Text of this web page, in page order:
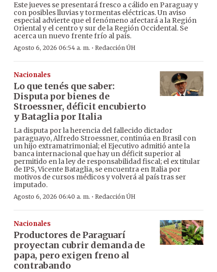
Este jueves se presentará fresco a cálido en Paraguay y
con posibles lluvias y tormentas eléctricas. Un aviso
especial advierte que el fenómeno afectará a la Región
Oriental y el centro y sur de la Región Occidental. Se
acerca un nuevo frente frío al país.
Agosto 6, 2026 06:54 a. m. · Redacción ÚH
Nacionales
Lo que tenés que saber:
Disputa por bienes de
Stroessner, déficit encubierto
y Bataglia por Italia
La disputa por la herencia del fallecido dictador
paraguayo, Alfredo Stroessner, continúa en Brasil con
un hijo extramatrimonial; el Ejecutivo admitió ante la
banca internacional que hay un déficit superior al
permitido en la ley de responsabilidad fiscal; el ex titular
de IPS, Vicente Bataglia, se encuentra en Italia por
motivos de cursos médicos y volverá al país tras ser
imputado.
Agosto 6, 2026 06:40 a. m. · Redacción ÚH
Nacionales
Productores de Paraguarí
proyectan cubrir demanda de
papa, pero exigen freno al
contrabando